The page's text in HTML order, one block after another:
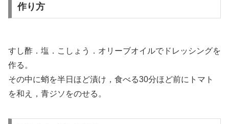
作り方
すし酢．塩．こしょう．オリーブオイルでドレッシングを
作る。
その中に蛸を半日ほど漬け，食べる30分ほど前にトマト
を和え，青ジソをのせる。